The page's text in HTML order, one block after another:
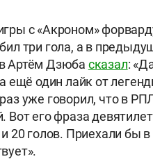
с «Акроном»
три гола, а в
Артём Дзюба сказал:
ещё один лайк от
уже говорил, что в
Вот его фраза
20 голов. Приехали бы